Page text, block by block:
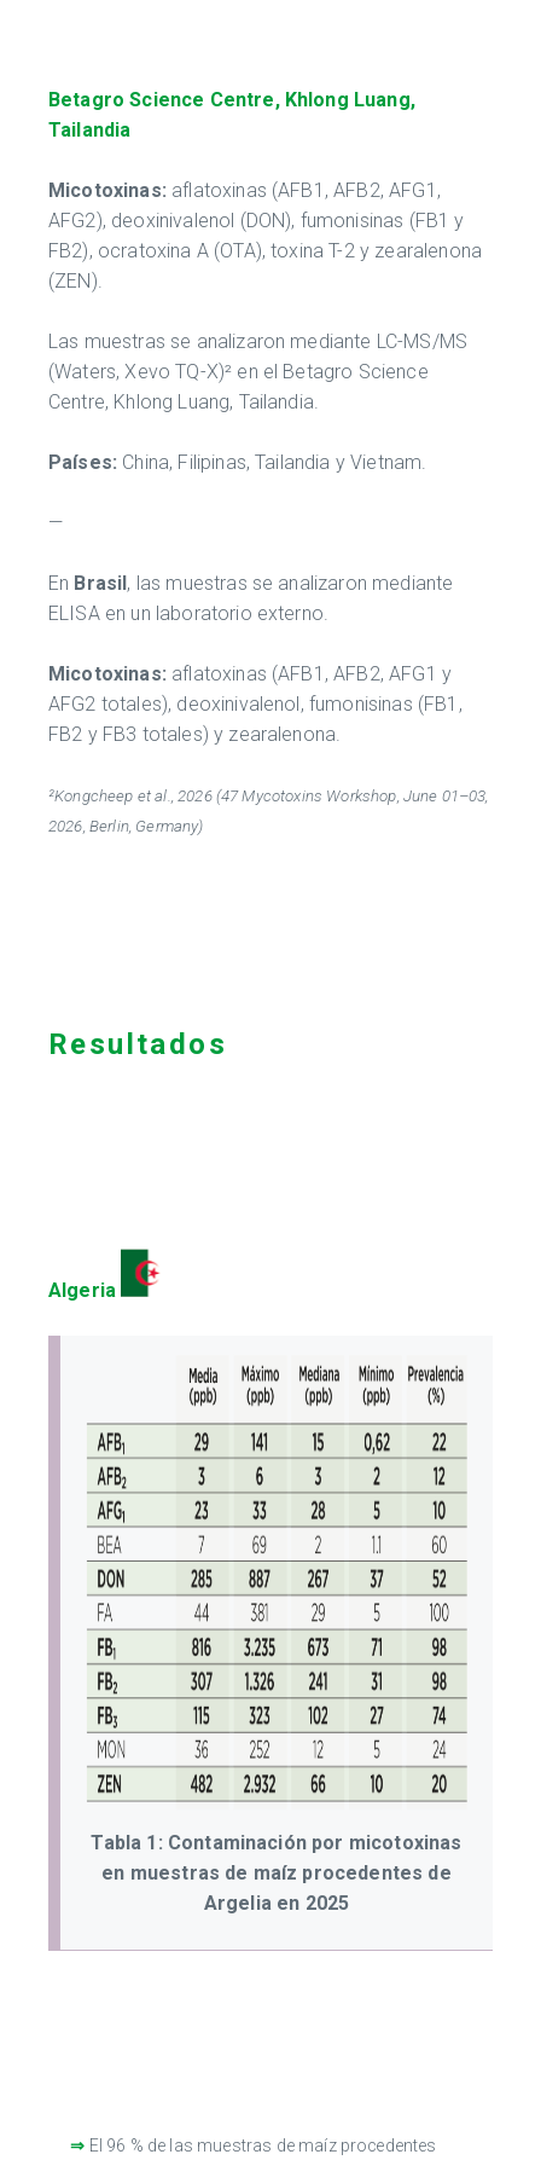
Betagro Science Centre, Khlong Luang,
Tailandia
Micotoxinas: aflatoxinas (AFB1, AFB2, AFG1,
AFG2), deoxinivalenol (DON), fumonisinas (FB1 y
FB2), ocratoxina A (OTA), toxina T-2 y zearalenona
(ZEN).
Las muestras se analizaron mediante LC-MS/MS
(Waters, Xevo TQ-X)² en el Betagro Science
Centre, Khlong Luang, Tailandia.
Países: China, Filipinas, Tailandia y Vietnam.
—
En Brasil, las muestras se analizaron mediante
ELISA en un laboratorio externo.
Micotoxinas: aflatoxinas (AFB1, AFB2, AFG1 y
AFG2 totales), deoxinivalenol, fumonisinas (FB1,
FB2 y FB3 totales) y zearalenona.
²Kongcheep et al., 2026 (47 Mycotoxins Workshop, June 01–03,
2026, Berlin, Germany)
Resultados
Algeria
Tabla 1: Contaminación por micotoxinas
en muestras de maíz procedentes de
Argelia en 2025
⇒ El 96 % de las muestras de maíz procedentes